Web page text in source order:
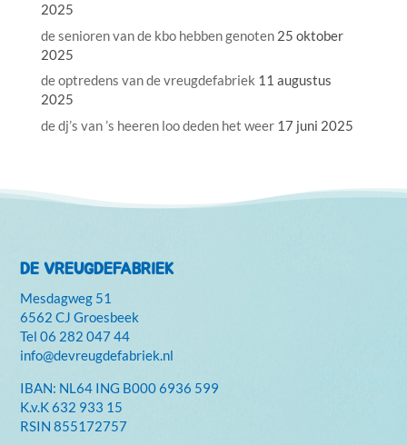
2025
de senioren van de kbo hebben genoten 25 oktober
2025
de optredens van de vreugdefabriek 11 augustus
2025
de dj’s van ’s heeren loo deden het weer 17 juni 2025
DE VREUGDEFABRIEK
Mesdagweg 51
6562 CJ Groesbeek
Tel06 282 047 44
info@devreugdefabriek.nl
IBAN: NL64 ING B000 6936 599
K.v.K632 933 15
RSIN 855172757